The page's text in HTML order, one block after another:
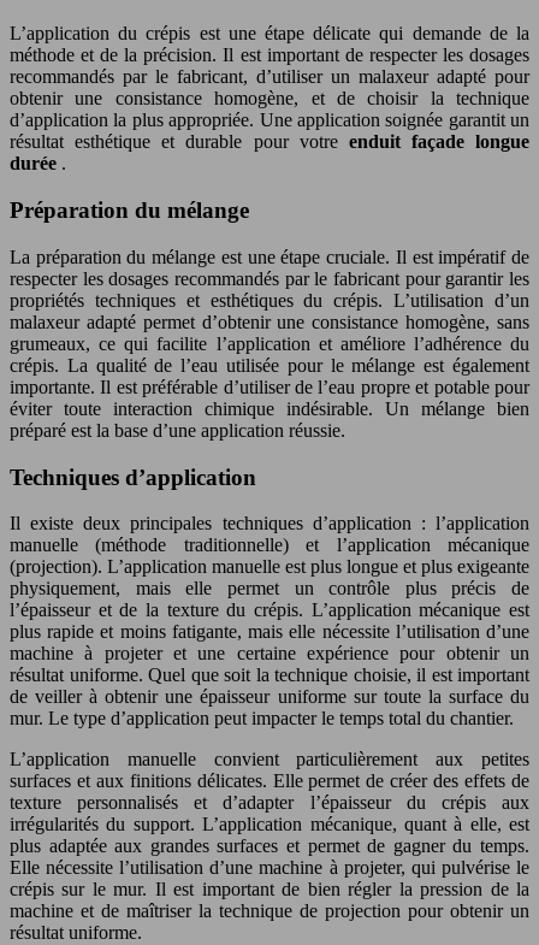
L’application du crépis est une étape délicate qui demande de la
méthode et de la précision. Il est important de respecter les dosages
recommandés par le fabricant, d’utiliser un malaxeur adapté pour
obtenir une consistance homogène, et de choisir la technique
d’application la plus appropriée. Une application soignée garantit un
résultat esthétique et durable pour votre enduit façade longue
durée .
Préparation du mélange
La préparation du mélange est une étape cruciale. Il est impératif de
respecter les dosages recommandés par le fabricant pour garantir les
propriétés techniques et esthétiques du crépis. L’utilisation d’un
malaxeur adapté permet d’obtenir une consistance homogène, sans
grumeaux, ce qui facilite l’application et améliore l’adhérence du
crépis. La qualité de l’eau utilisée pour le mélange est également
importante. Il est préférable d’utiliser de l’eau propre et potable pour
éviter toute interaction chimique indésirable. Un mélange bien
préparé est la base d’une application réussie.
Techniques d’application
Il existe deux principales techniques d’application : l’application
manuelle (méthode traditionnelle) et l’application mécanique
(projection). L’application manuelle est plus longue et plus exigeante
physiquement, mais elle permet un contrôle plus précis de
l’épaisseur et de la texture du crépis. L’application mécanique est
plus rapide et moins fatigante, mais elle nécessite l’utilisation d’une
machine à projeter et une certaine expérience pour obtenir un
résultat uniforme. Quel que soit la technique choisie, il est important
de veiller à obtenir une épaisseur uniforme sur toute la surface du
mur. Le type d’application peut impacter le temps total du chantier.
L’application manuelle convient particulièrement aux petites
surfaces et aux finitions délicates. Elle permet de créer des effets de
texture personnalisés et d’adapter l’épaisseur du crépis aux
irrégularités du support. L’application mécanique, quant à elle, est
plus adaptée aux grandes surfaces et permet de gagner du temps.
Elle nécessite l’utilisation d’une machine à projeter, qui pulvérise le
crépis sur le mur. Il est important de bien régler la pression de la
machine et de maîtriser la technique de projection pour obtenir un
résultat uniforme.